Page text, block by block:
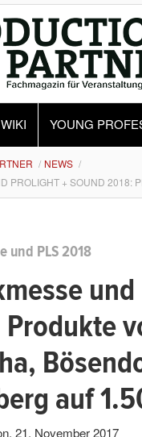
WIKI YOUNG
NEWS
PROLIGHT + SOUND 2018:
und PLS 2018
auf
, 21. November 2017